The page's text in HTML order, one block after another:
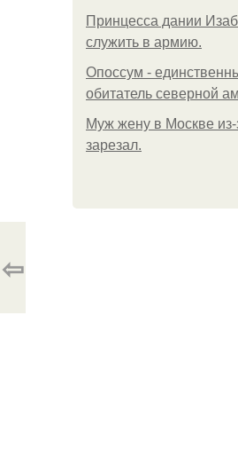
Принцесса дании
служить в армию.
Опоссум -
обитатель северной
Mуж жену в Москве из-
зарезал.
⇦